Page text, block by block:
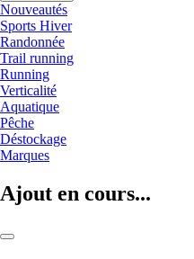
Nouveautés
Sports Hiver
Randonnée
Trail running
Running
Verticalité
Aquatique
Pêche
Déstockage
Marques
Ajout en cours...